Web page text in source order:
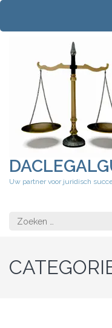
Ga
inhoud
Uw partner voor juridisch